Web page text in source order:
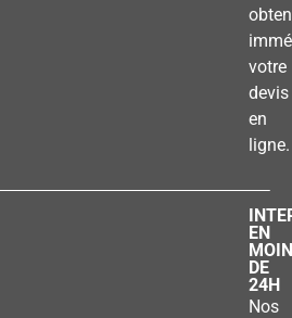
votre
devis
en
ligne.
EN
DE
24H
Nos